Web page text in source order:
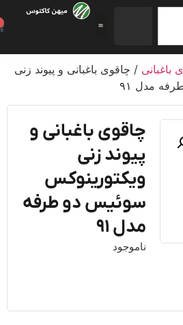
/ چاقوی باغبانی و پیوند زنی
۹۱
چاقوی باغبانی و
پیوند زنی
ویکتورینوکس
سوئیس دو طرفه
مدل ۹۱
ناموجود